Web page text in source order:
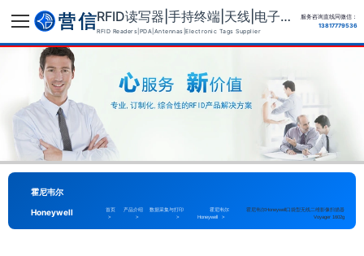
RFID读写器|手持终端|天线|电子标签供应商
RFID Readers|PDA|Antennas|Electronic Tags Supplier
服务咨询直线同微信：
13817779536
霍尼韦尔
Honeywell
首页
>
产品介绍
>
数据采集与打印
>
霍尼韦尔
Honeywell
>
霍尼韦尔Honeywell口袋型无线二维影像扫描器
Voyager 1602g